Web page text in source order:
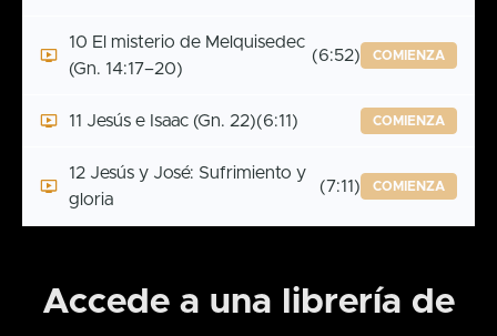
10 El misterio de Melquisedec
(Gn. 14:17–20)
(6:52) COMIENZA
11 Jesús e Isaac (Gn. 22)(6:11) COMIENZA
12 Jesús y José: Sufrimiento y
gloria
(7:11) COMIENZA
Accede a una librería de